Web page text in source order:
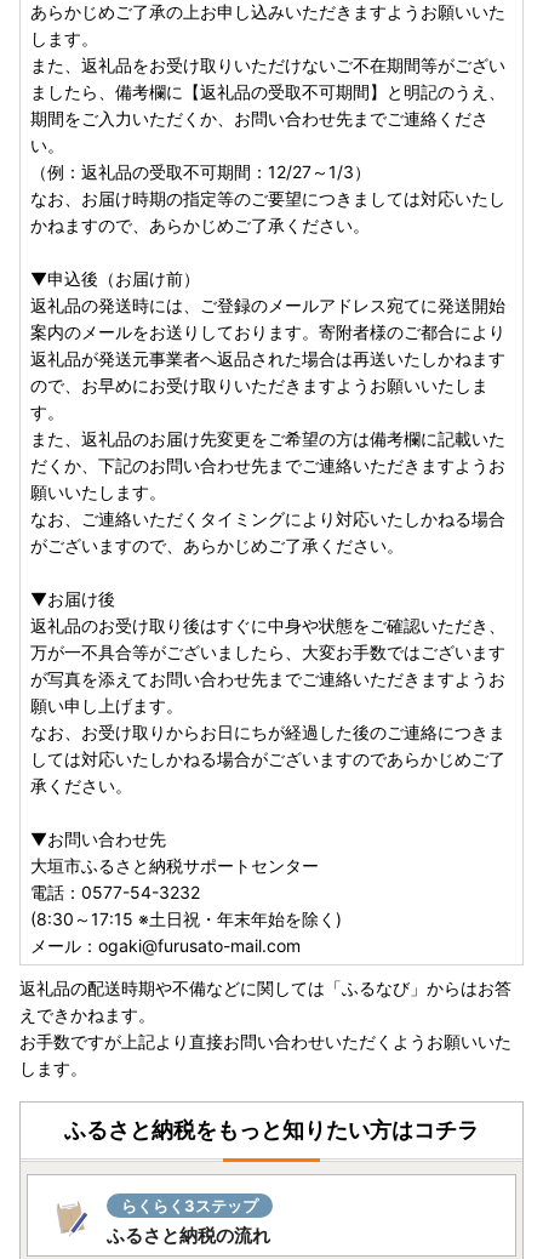
あらかじめご了承の上お申し込みいただきますようお願いいた
します。
また、返礼品をお受け取りいただけないご不在期間等がござい
ましたら、備考欄に【返礼品の受取不可期間】と明記のうえ、
期間をご入力いただくか、お問い合わせ先までご連絡くださ
い。
（例：返礼品の受取不可期間：12/27～1/3）
なお、お届け時期の指定等のご要望につきましては対応いたし
かねますので、あらかじめご了承ください。
▼申込後（お届け前）
返礼品の発送時には、ご登録のメールアドレス宛てに発送開始
案内のメールをお送りしております。寄附者様のご都合により
返礼品が発送元事業者へ返品された場合は再送いたしかねます
ので、お早めにお受け取りいただきますようお願いいたしま
す。
また、返礼品のお届け先変更をご希望の方は備考欄に記載いた
だくか、下記のお問い合わせ先までご連絡いただきますようお
願いいたします。
なお、ご連絡いただくタイミングにより対応いたしかねる場合
がございますので、あらかじめご了承ください。
▼お届け後
返礼品のお受け取り後はすぐに中身や状態をご確認いただき、
万が一不具合等がございましたら、大変お手数ではございます
が写真を添えてお問い合わせ先までご連絡いただきますようお
願い申し上げます。
なお、お受け取りからお日にちが経過した後のご連絡につきま
しては対応いたしかねる場合がございますのであらかじめご了
承ください。
▼お問い合わせ先
大垣市ふるさと納税サポートセンター
電話：0577-54-3232
(8:30～17:15 ※土日祝・年末年始を除く)
メール：ogaki@furusato-mail.com
返礼品の配送時期や不備などに関しては「ふるなび」からはお答
えできかねます。
お手数ですが上記より直接お問い合わせいただくようお願いいた
します。
ふるさと納税をもっと知りたい方はコチラ
らくらく3ステップ
ふるさと納税の流れ